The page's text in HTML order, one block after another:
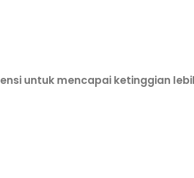
untuk mencapai ketinggian